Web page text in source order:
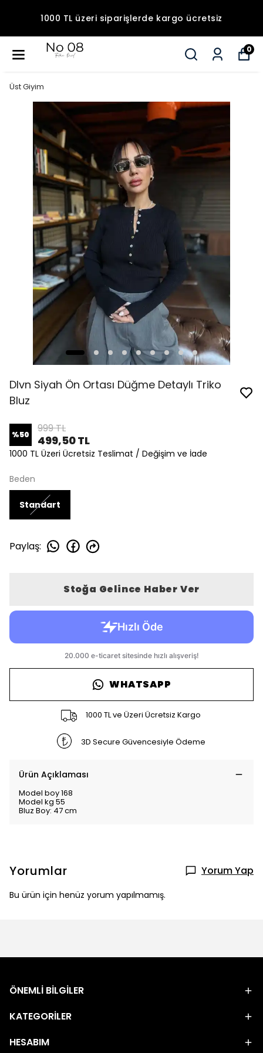
1000 TL üzeri siparişlerde kargo ücretsiz
0
Üst Giyim
Dlvn Siyah Ön Ortası Düğme Detaylı Triko
Bluz
%50 999 TL
499,50 TL
1000 TL Üzeri Ücretsiz Teslimat / Değişim ve İade
Beden
Standart
Paylaş:
Stoğa Gelince Haber Ver
WHATSAPP
1000 TL ve Üzeri Ücretsiz Kargo
3D Secure Güvencesiyle Ödeme
Ürün Açıklaması
Model boy 168
Model kg 55
Bluz Boy: 47 cm
Yorumlar Yorum Yap
Bu ürün için henüz yorum yapılmamış.
ÖNEMLİ BİLGİLER
KATEGORİLER
HESABIM